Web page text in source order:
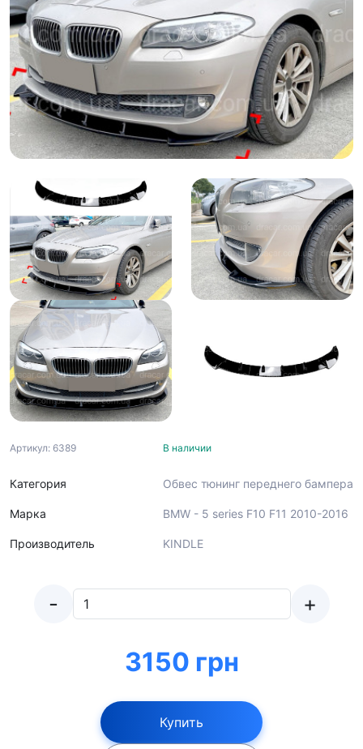
Артикул: 6389
Категория
Марка
Производитель
В наличии
Обвес тюнинг переднего бампера
BMW - 5 series F10 F11 2010-2016
KINDLE
- +
3150 грн
Купить